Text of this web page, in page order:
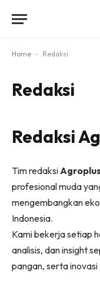
Home - Redaksi
Redaksi
Redaksi
Tim redaksi
profesional muda
mengembangkan
Indonesia.
Kami bekerja setiap
analisis, dan insight
pangan, serta